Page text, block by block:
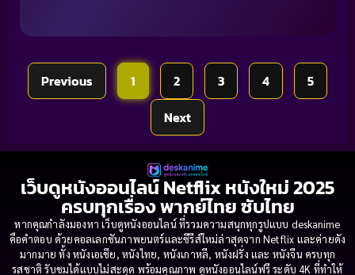
Previous 1 2 3 4
5
Next
เว็บดูหนังออนไลน์ Netflix หนังใหม่ 2025
ครบทุกเรื่อง พากย์ไทย ซับไทย
หากคุณกำลังมองหา เว็บดูหนังออนไลน์ ที่รวมความสนุกทุกรูปแบบ deskanime
คือคำตอบ ด้วยคอลเลกชันภาพยนตร์และซีรีส์ใหม่ล่าสุดจาก Netflix และค่ายดัง
มากมาย ทั้ง หนังเอเชีย, หนังไทย, หนังเกาหลี, หนังฝรั่ง และ หนังจีน ครบทุก
รสชาติ รับชมได้แบบไม่สะดุด พร้อมคุณภาพ ดูหนังออนไลน์ฟรี ระดับ 4K ที่ทำให้